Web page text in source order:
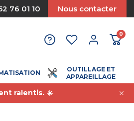
acceptons le paiement par
76 01 10 Nous contacter
0
OUTILLAGE ET
APPAREILLAGE
ralentis. ☀️